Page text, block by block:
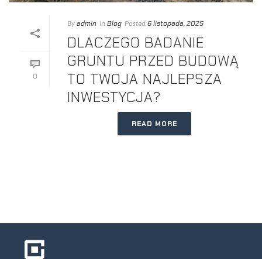
0
By admin In Blog Posted 6 listopada, 2025
DLACZEGO BADANIE
GRUNTU PRZED BUDOWĄ
TO TWOJA NAJLEPSZA
INWESTYCJA?
READ MORE